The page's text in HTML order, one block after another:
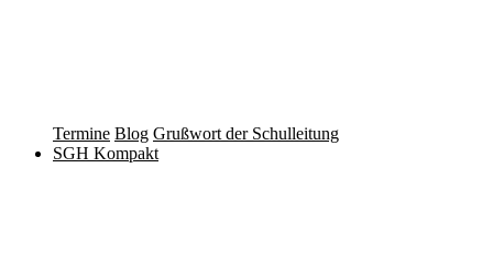
Termine Blog Grußwort der Schulleitung
SGH Kompakt